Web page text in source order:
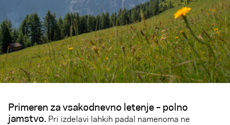
Primeren za vsakodnevno letenje – polno
jamstvo. Pri izdelavi lahkih padal namenoma ne